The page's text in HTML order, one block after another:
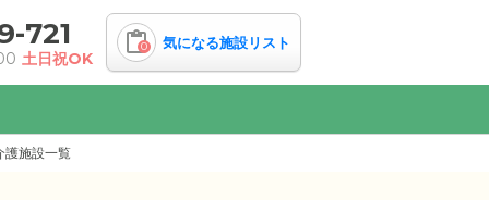
721
土日祝OK
0 気になる施設リスト
護施設一覧